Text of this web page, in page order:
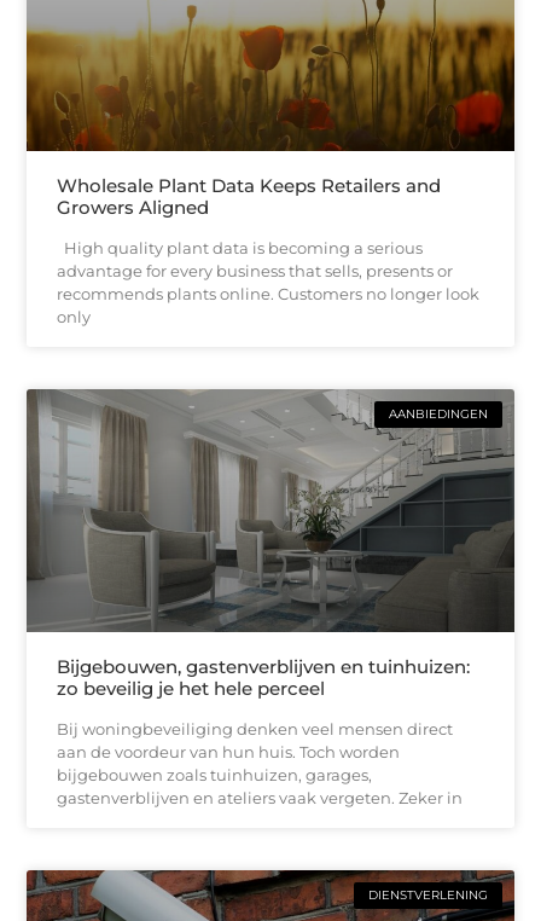
Wholesale Plant Data Keeps Retailers and
Growers Aligned
High quality plant data is becoming a serious
advantage for every business that sells, presents or
recommends plants online. Customers no longer look
only
AANBIEDINGEN
Bijgebouwen, gastenverblijven en tuinhuizen:
zo beveilig je het hele perceel
Bij woningbeveiliging denken veel mensen direct
aan de voordeur van hun huis. Toch worden
bijgebouwen zoals tuinhuizen, garages,
gastenverblijven en ateliers vaak vergeten. Zeker in
DIENSTVERLENING